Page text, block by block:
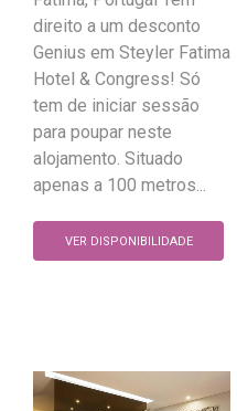
direito a um desconto
Genius em Steyler Fatima
Hotel & Congress! Só
tem de iniciar sessão
para poupar neste
alojamento. Situado
apenas a 100 metros...
VER DISPONIBILIDADE